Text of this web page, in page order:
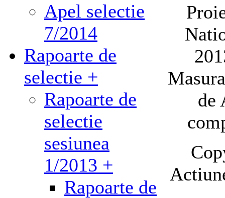
Apel selectie
7/2014
Rapoarte de
selectie +
Rapoarte de
selectie
sesiunea
1/2013 +
Rapoarte de
de